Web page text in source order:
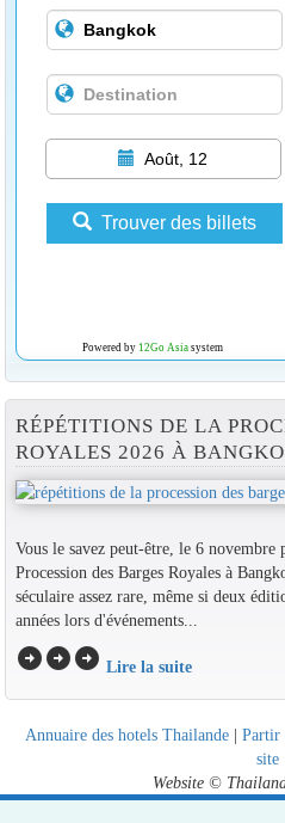
Août, 12
Trouver des billets
Powered by 12Go Asiasystem
RÉPÉTITIONS DE LA
ROYALES 2026 À
Vous le savez peut-être, le 6 novembre
Procession des Barges Royales à
séculaire assez rare, même si deux
années lors d'événements...
arrow_circle_rightarrow_circle_rightarrow_circle_right Lire la suite
Annuaire des hotels Thailande | Partir
site
Website ©